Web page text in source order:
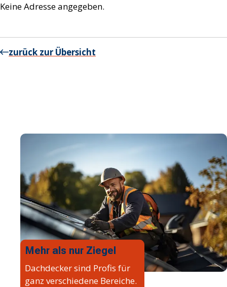
Keine Adresse angegeben.
zurück zur Übersicht
Mehr als nur Ziegel
Dachdecker sind Profis für
ganz verschiedene Bereiche.